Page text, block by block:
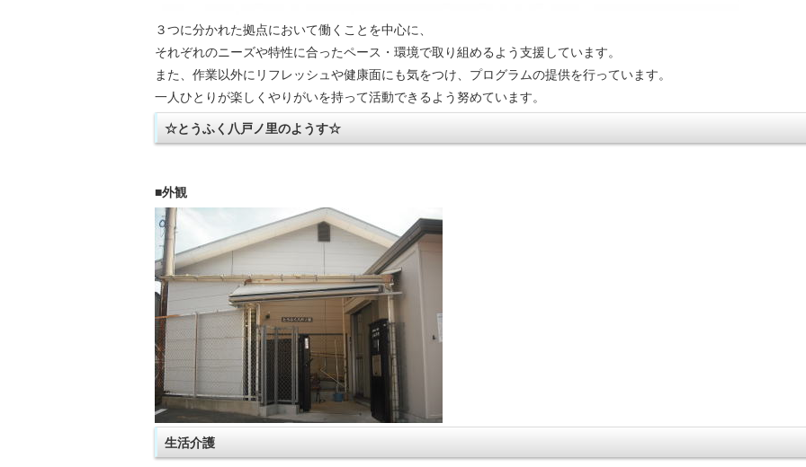
３つに分かれた拠点において働くことを中心に、
それぞれのニーズや特性に合ったペース・環境で取り組めるよう支援しています。
また、作業以外にリフレッシュや健康面にも気をつけ、プログラムの提供を行っています。
一人ひとりが楽しくやりがいを持って活動できるよう努めています。
☆とうふく八戸ノ里のようす☆
■外観
生活介護